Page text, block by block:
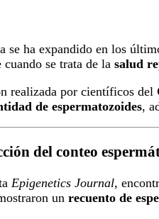
se ha expandido en los
se trata de la salud
realizada por científicos del
de espermatozoides,
del conteo
Epigenetics Journal,
un recuento de